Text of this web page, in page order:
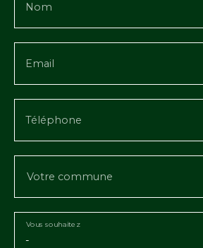
Nom
Email
Téléphone
Votre commune
-
Vous souhaitez